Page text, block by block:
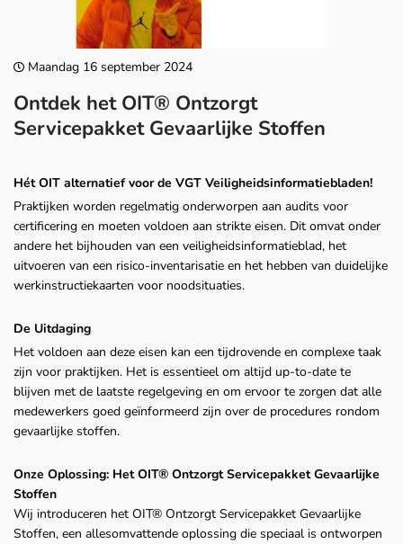
Maandag 16 september 2024
Ontdek het OIT® Ontzorgt
Servicepakket Gevaarlijke Stoffen
Hét OIT alternatief voor de VGT Veiligheidsinformatiebladen!
Praktijken worden regelmatig onderworpen aan audits voor
certificering en moeten voldoen aan strikte eisen. Dit omvat onder
andere het bijhouden van een veiligheidsinformatieblad, het
uitvoeren van een risico-inventarisatie en het hebben van duidelijke
werkinstructiekaarten voor noodsituaties.
De Uitdaging
Het voldoen aan deze eisen kan een tijdrovende en complexe taak
zijn voor praktijken. Het is essentieel om altijd up-to-date te
blijven met de laatste regelgeving en om ervoor te zorgen dat alle
medewerkers goed geïnformeerd zijn over de procedures rondom
gevaarlijke stoffen.
Onze Oplossing: Het OIT® Ontzorgt Servicepakket Gevaarlijke
Stoffen
Wij introduceren het OIT® Ontzorgt Servicepakket Gevaarlijke
Stoffen, een allesomvattende oplossing die speciaal is ontworpen